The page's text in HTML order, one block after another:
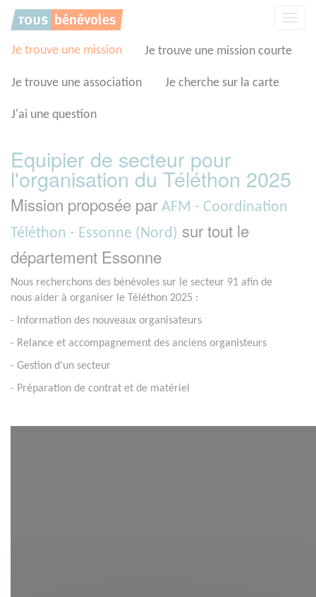
Je trouve une mission Je trouve une mission courte
Je trouve une association Je cherche sur la carte
J'ai une question
Equipier de secteur pour
l'organisation du Téléthon 2025
Mission proposée par AFM - Coordination
Téléthon - Essonne (Nord) sur tout le
département Essonne
Nous recherchons des bénévoles sur le secteur 91 afin de
nous aider à organiser le Téléthon 2025 :
- Information des nouveaux organisateurs
- Relance et accompagnement des anciens organisteurs
- Gestion d'un secteur
- Préparation de contrat et de matériel
Panneau de gestion des cookies